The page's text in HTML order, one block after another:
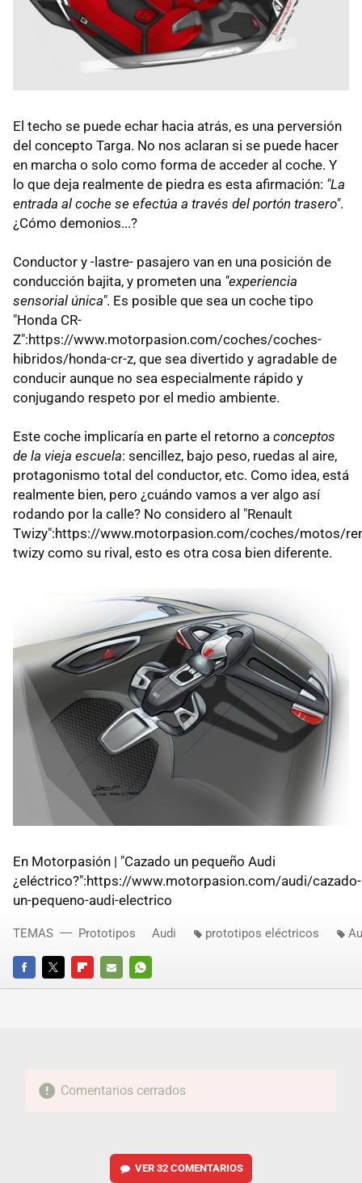
El techo se puede echar hacia atrás, es una perversión
del concepto Targa. No nos aclaran si se puede hacer
en marcha o solo como forma de acceder al coche. Y
lo que deja realmente de piedra es esta afirmación: "La
entrada al coche se efectúa a través del portón trasero".
¿Cómo demonios...?
Conductor y -lastre- pasajero van en una posición de
conducción bajita, y prometen una "experiencia
sensorial única". Es posible que sea un coche tipo
"Honda CR-
Z":https://www.motorpasion.com/coches/coches-
hibridos/honda-cr-z, que sea divertido y agradable de
conducir aunque no sea especialmente rápido y
conjugando respeto por el medio ambiente.
Este coche implicaría en parte el retorno a conceptos
de la vieja escuela: sencillez, bajo peso, ruedas al aire,
protagonismo total del conductor, etc. Como idea, está
realmente bien, pero ¿cuándo vamos a ver algo así
rodando por la calle? No considero al "Renault
Twizy":https://www.motorpasion.com/coches/motos/
twizy como su rival, esto es otra cosa bien diferente.
En Motorpasión | "Cazado un pequeño Audi
¿eléctrico?":https://www.motorpasion.com/audi/cazado-
un-pequeno-audi-electrico
FACEBOOKTWITTERFLIPBOARD
E-
WHATSAPP
TEMAS Prototipos Audi prototipos eléctricos
Comentarios cerrados
VER 32 COMENTARIOS